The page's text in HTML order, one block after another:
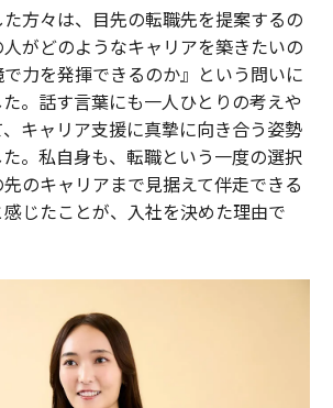
た方々は、目先の転職先を提案するの
がどのようなキャリアを築きたいの
力を発揮できるのか』という問いに
。話す言葉にも一人ひとりの考えや
キャリア支援に真摯に向き合う姿勢
。私自身も、転職という一度の選択
のキャリアまで見据えて伴走できる
じたことが、入社を決めた理由で